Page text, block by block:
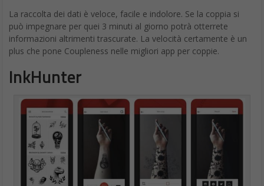
La raccolta dei dati è veloce, facile e indolore. Se la coppia si
può impegnare per quei 3 minuti al giorno potrà otterrete
informazioni altrimenti trascurate. La velocità certamente è un
plus che pone Coupleness nelle migliori app per coppie.
InkHunter